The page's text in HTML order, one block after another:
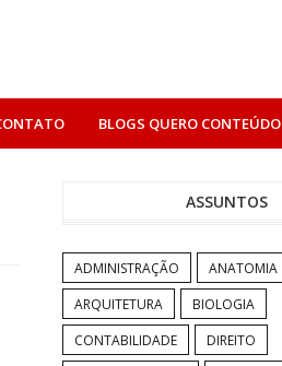
BLOGS QUERO CONTEÚDO
ASSUNTOS
ADMINISTRAÇÃO
ANATOMIA
ARQUITETURA
BIOLOGIA
CONTABILIDADE
DIREITO